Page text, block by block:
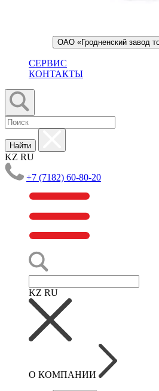
ОАО «Гродненский завод
СЕРВИС
КОНТАКТЫ
Найти
KZ RU
+7 (7182) 60-80-20
KZ RU
О КОМПАНИИ